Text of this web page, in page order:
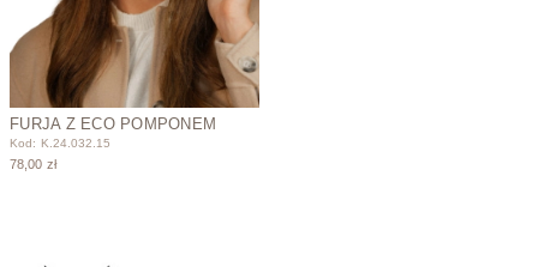
FURJA Z ECO POMPONEM
Kod: K.24.032.15
78,00 zł